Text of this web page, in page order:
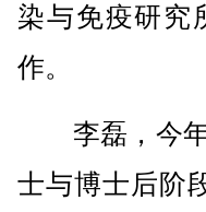
染与免疫研究
作。
李磊，今年
士与博士后阶